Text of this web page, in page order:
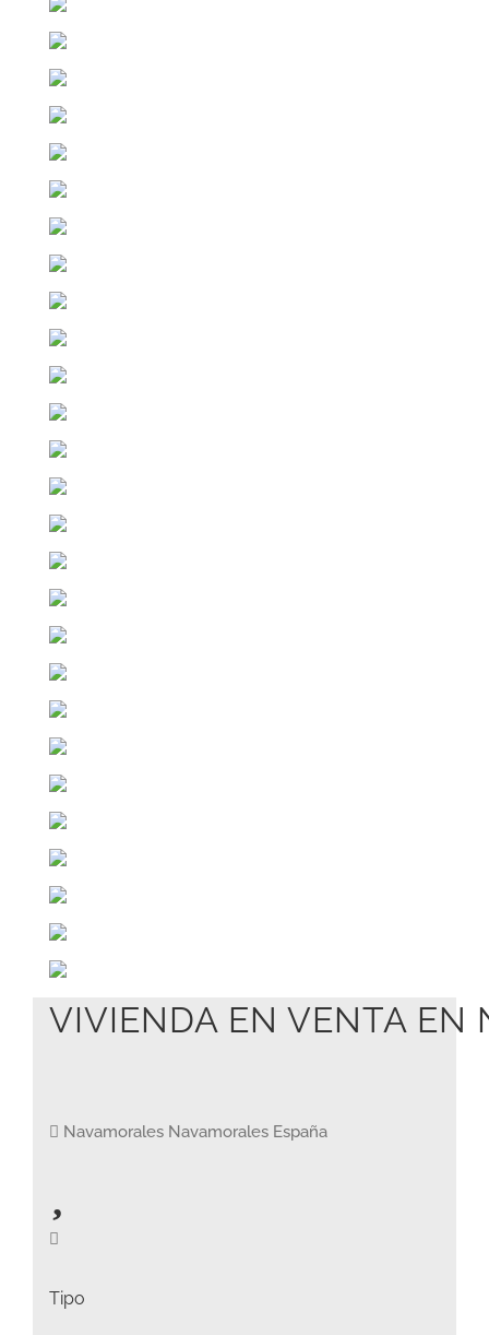
VIVIENDA EN VENTA EN
Navamorales Navamorales España
Tipo